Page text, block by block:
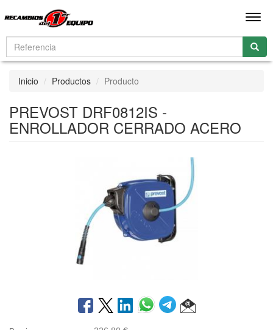
Inicio Productos Producto
PREVOST DRF0812IS -
ENROLLADOR CERRADO ACERO